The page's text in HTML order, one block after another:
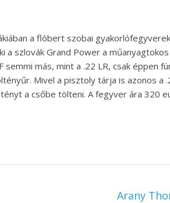
a flóbert szobai
a szlovák Grand Power a
semmi más, mint a .22 LR, csak éppen
Mivel a pisztoly tárja is azonos a
a csőbe tölteni. A fegyver ára 320
Arany